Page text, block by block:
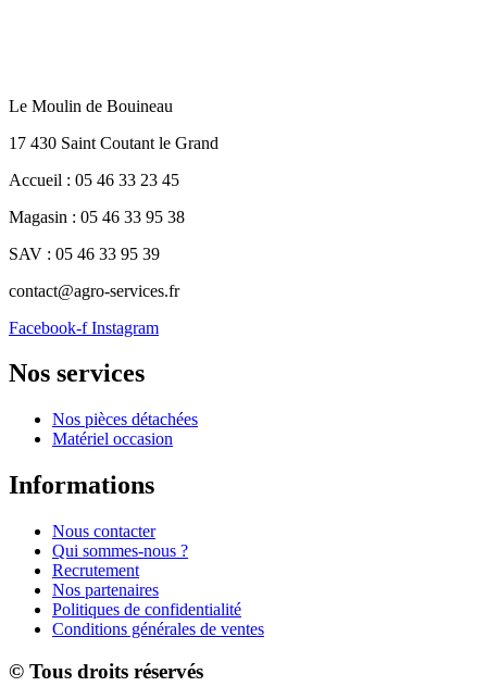
Le Moulin de Bouineau
17 430 Saint Coutant le Grand
Accueil : 05 46 33 23 45
Magasin : 05 46 33 95 38
SAV : 05 46 33 95 39
contact@agro-services.fr
Facebook-f Instagram
Nos services
Nos pièces détachées
Matériel occasion
Informations
Nous contacter
Qui sommes-nous ?
Recrutement
Nos partenaires
Politiques de confidentialité
Conditions générales de ventes
© Tous droits réservés